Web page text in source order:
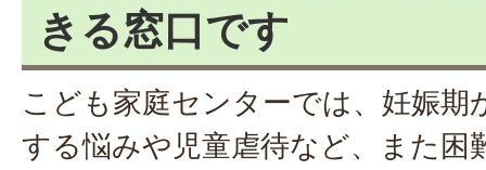
きる窓口です
こども家庭センターでは、妊娠期
する悩みや児童虐待など、また困